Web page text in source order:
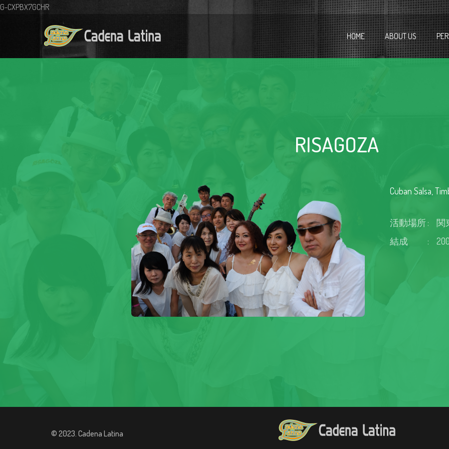
G-CXPBX7GCHR
HOME ABOUT US
RISAGOZA
Cuban Salsa,
活動場所:
関
結成
:
© 2023. Cadena Latina